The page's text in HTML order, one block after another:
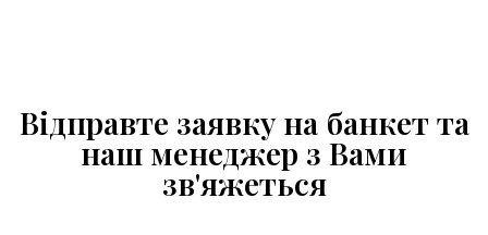
Відправте заявку на банкет та
наш менеджер з Вами
зв'яжеться